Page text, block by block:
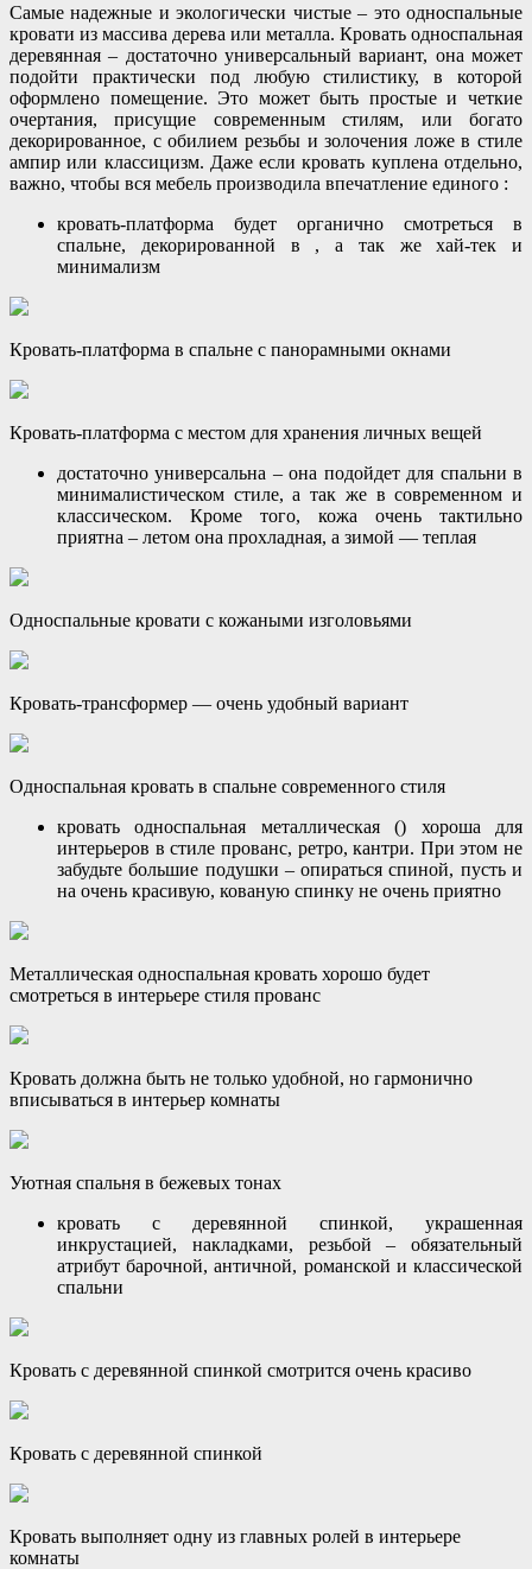
Самые надежные и экологически чистые – это односпальные
кровати из массива дерева или металла. Кровать односпальная
деревянная – достаточно универсальный вариант, она может
подойти практически под любую стилистику, в которой
оформлено помещение. Это может быть простые и четкие
очертания, присущие современным стилям, или богато
декорированное, с обилием резьбы и золочения ложе в стиле
ампир или классицизм. Даже если кровать куплена отдельно,
важно, чтобы вся мебель производила впечатление единого :
кровать-платформа будет органично смотреться в
спальне, декорированной в , а так же хай-тек и
минимализм
Кровать-платформа в спальне с панорамными окнами
Кровать-платформа с местом для хранения личных вещей
достаточно универсальна – она подойдет для спальни в
минималистическом стиле, а так же в современном и
классическом. Кроме того, кожа очень тактильно
приятна – летом она прохладная, а зимой — теплая
Односпальные кровати с кожаными изголовьями
Кровать-трансформер — очень удобный вариант
Односпальная кровать в спальне современного стиля
кровать односпальная металлическая () хороша для
интерьеров в стиле прованс, ретро, кантри. При этом не
забудьте большие подушки – опираться спиной, пусть и
на очень красивую, кованую спинку не очень приятно
Металлическая односпальная кровать хорошо будет
смотреться в интерьере стиля прованс
Кровать должна быть не только удобной, но гармонично
вписываться в интерьер комнаты
Уютная спальня в бежевых тонах
кровать с деревянной спинкой, украшенная
инкрустацией, накладками, резьбой – обязательный
атрибут барочной, античной, романской и классической
спальни
Кровать с деревянной спинкой смотрится очень красиво
Кровать с деревянной спинкой
Кровать выполняет одну из главных ролей в интерьере
комнаты